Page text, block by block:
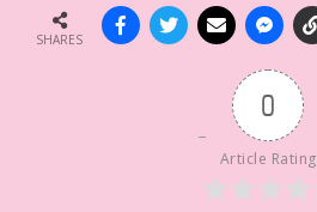
SHARES
0
Article Rating